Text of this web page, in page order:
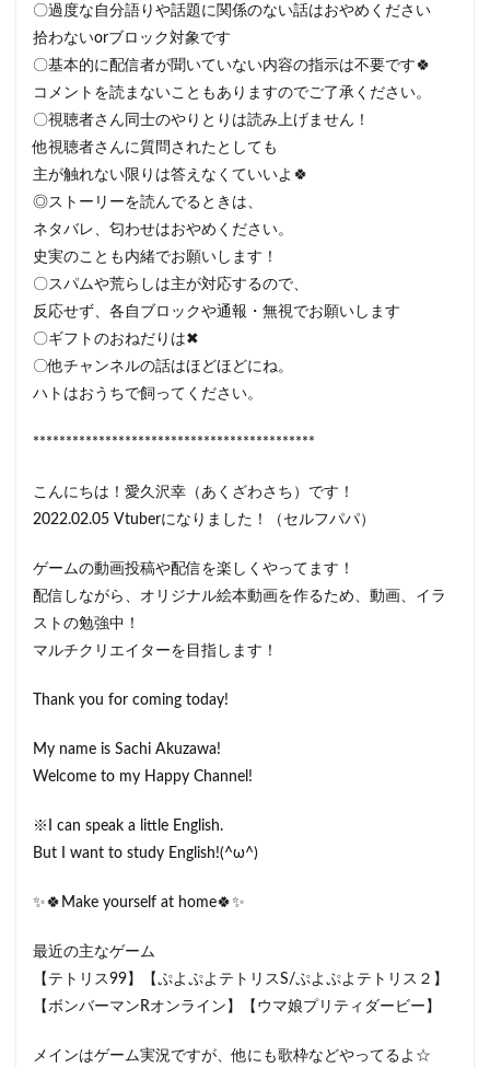
〇過度な自分語りや話題に関係のない話はおやめください
拾わないorブロック対象です
〇基本的に配信者が聞いていない内容の指示は不要です🍀
コメントを読まないこともありますのでご了承ください。
〇視聴者さん同士のやりとりは読み上げません！
他視聴者さんに質問されたとしても
主が触れない限りは答えなくていいよ🍀
◎ストーリーを読んでるときは、
ネタバレ、匂わせはおやめください。
史実のことも内緒でお願いします！
〇スパムや荒らしは主が対応するので、
反応せず、各自ブロックや通報・無視でお願いします
〇ギフトのおねだりは✖
〇他チャンネルの話はほどほどにね。
ハトはおうちで飼ってください。
*******************************************
こんにちは！愛久沢幸（あくざわさち）です！
2022.02.05 Vtuberになりました！（セルフパパ）
ゲームの動画投稿や配信を楽しくやってます！
配信しながら、オリジナル絵本動画を作るため、動画、イラ
ストの勉強中！
マルチクリエイターを目指します！
Thank you for coming today!
My name is Sachi Akuzawa!
Welcome to my Happy Channel!
※I can speak a little English.
But I want to study English!(^ω^)
✨🍀Make yourself at home🍀✨
最近の主なゲーム
【テトリス99】【ぷよぷよテトリスS/ぷよぷよテトリス２】
【ボンバーマンRオンライン】【ウマ娘プリティダービー】
メインはゲーム実況ですが、他にも歌枠などやってるよ☆